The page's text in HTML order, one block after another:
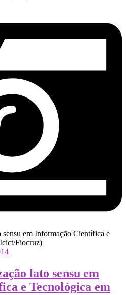
lato sensu em
e Tecnológica em